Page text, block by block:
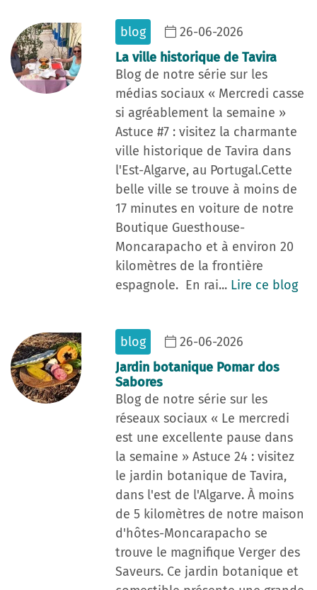
blog
26-06-2026
La ville historique de Tavira
Blog de notre série sur les
médias sociaux « Mercredi casse
si agréablement la semaine »
Astuce #7 : visitez la charmante
ville historique de Tavira dans
l'Est-Algarve, au Portugal.Cette
belle ville se trouve à moins de
17 minutes en voiture de notre
Boutique Guesthouse-
Moncarapacho et à environ 20
kilomètres de la frontière
espagnole. En rai... Lire ce blog
blog
26-06-2026
Jardin botanique Pomar dos
Sabores
Blog de notre série sur les
réseaux sociaux « Le mercredi
est une excellente pause dans
la semaine » Astuce 24 : visitez
le jardin botanique de Tavira,
dans l'est de l'Algarve. À moins
de 5 kilomètres de notre maison
d'hôtes-Moncarapacho se
trouve le magnifique Verger des
Saveurs. Ce jardin botanique et